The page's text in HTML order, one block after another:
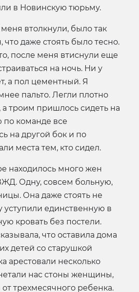
в Новинскую тюрьму.
втолкнули, было так
даже стоять было тесно.
после меня втиснули еще
на ночь. Ни у
а пол цементный. Я
пальто. Легли плотно
а троим пришлось сидеть на
команде все
на другой бок и по
места тем, кто сидел.
находилось много жен
Одну, совсем больную,
Она даже стоять не
уступили единственную в
кровать без постели.
что оставила дома
детей со старушкой
арестовали несколько
нас стоны женщины,
трехмесячного ребенка.